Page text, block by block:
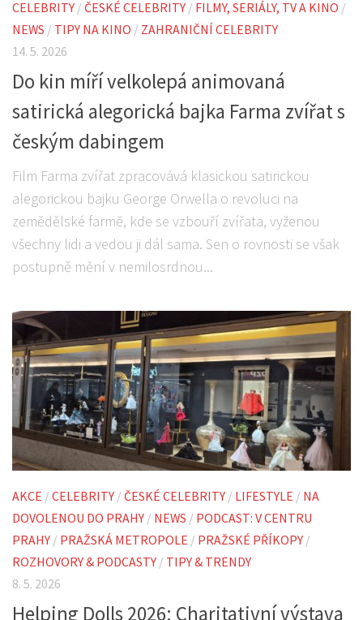
CELEBRITY / ČESKÉ CELEBRITY / FILMY, SERIÁLY, TV A KINO /
NEWS / TIPY NA KINO / ZAHRANIČNÍ CELEBRITY
14. 5. 2026
Do kin míří velkolepá animovaná
satirická alegorická bajka Farma zvířat s
českým dabingem
Film Farma zvířat zpracovává klasickou satirickou
alegorickou bajku George Orwella o revoluci na
zemědělské farmě, kde se vzbouří zvířata, vyženou
všechny lidi a vedou ji dál sama. Sen o rovnosti se však
postupně mění v nemilosrdnou...
AKCE / CELEBRITY / ČESKÉ CELEBRITY / LIFESTYLE / NA
DOVOLENOU DO PRAHY / NEWS / PODCAST: V CENTRU
PRAHY / PRAŽSKÁ METROPOLE / PRAŽSKÉ PŘÍKOPY /
ROZHOVORY & PODCASTY / TIPY & TRENDY
8. 5. 2026
Helping Dolls 2026: Charitativní výstava